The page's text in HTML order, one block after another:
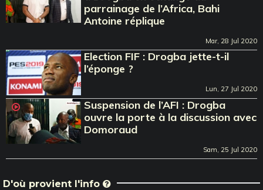
parrainage de l’Africa, Bahi
Antoine réplique
Mar, 28 Jul 2020
Election FIF : Drogba jette-t-il
l’éponge ?
Lun, 27 Jul 2020
Suspension de l’AFI : Drogba
ouvre la porte à la discussion avec
Domoraud
Sam, 25 Jul 2020
D'où provient l'info